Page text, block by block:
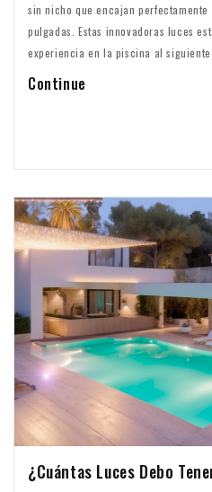
sin nicho que encajan
pulgadas. Estas innovadoras luces
experiencia en la piscina al
elegante lámpara de acero
Continue
¿Cuántas Luces Debo